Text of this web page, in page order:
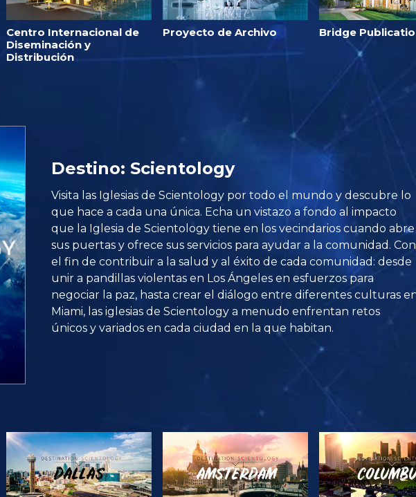
Centro Internacional de
Diseminación y
Distribución
Proyecto de Archivo Bridge
Destino: Scientology
Visita las Iglesias de Scientology por todo el mundo y descubre lo
que hace a cada una única. Echa un vistazo a fondo al impacto
que la Iglesia de Scientology tiene en los vecindarios cuando abre
sus puertas y ofrece sus servicios para ayudar a la comunidad. Con
el fin de contribuir a la salud y al éxito de cada comunidad: desde
unir a pandillas violentas en Los Ángeles en esfuerzos para
negociar la paz, hasta crear el diálogo entre diferentes culturas
Miami, las iglesias de Scientology a menudo enfrentan retos
únicos y variados en cada ciudad en la que habitan.